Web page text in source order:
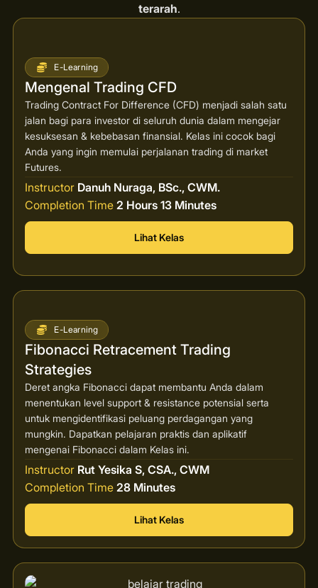
terarah.
E-Learning
Mengenal Trading CFD
Trading Contract For Difference (CFD) menjadi salah satu
jalan bagi para investor di seluruh dunia dalam mengejar
kesuksesan & kebebasan finansial. Kelas ini cocok bagi
Anda yang ingin memulai perjalanan trading di market
Futures.
Instructor Danuh Nuraga, BSc., CWM.
Completion Time 2 Hours 13 Minutes
Lihat Kelas
E-Learning
Fibonacci Retracement Trading
Strategies
Deret angka Fibonacci dapat membantu Anda dalam
menentukan level support & resistance potensial serta
untuk mengidentifikasi peluang perdagangan yang
mungkin. Dapatkan pelajaran praktis dan aplikatif
mengenai Fibonacci dalam Kelas ini.
Instructor Rut Yesika S, CSA., CWM
Completion Time 28 Minutes
Lihat Kelas